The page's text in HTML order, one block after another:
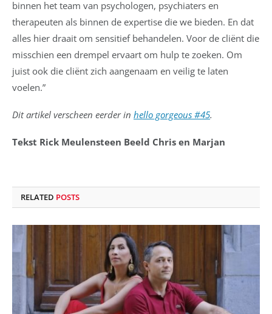
binnen het team van psychologen, psychiaters en
therapeuten als binnen de expertise die we bieden. En dat
alles hier draait om sensitief behandelen. Voor de cliënt die
misschien een drempel ervaart om hulp te zoeken. Om
juist ook die cliënt zich aangenaam en veilig te laten
voelen.”
Dit artikel verscheen eerder in hello gorgeous #45.
Tekst Rick Meulensteen Beeld Chris en Marjan
RELATED POSTS